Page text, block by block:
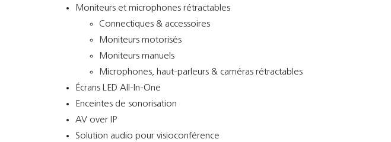
Moniteurs et microphones rétractables
Connectiques & accessoires
Moniteurs motorisés
Moniteurs manuels
Microphones, haut-parleurs & caméras rétractables
Écrans LED All-In-One
Enceintes de sonorisation
AV over IP
Solution audio pour visioconférence